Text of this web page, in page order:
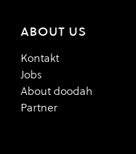
ABOUT US
Kontakt
Jobs
About doodah
Partner